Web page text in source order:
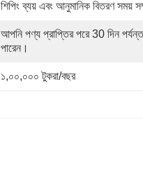
শিপিং ব্যয় এবং আনুমানিক বিতরণ সময়
আপনি পণ্য প্রাপ্তির পরে 30 দিন
পারেন।
১,০০,০০০ টুকরা/বছর